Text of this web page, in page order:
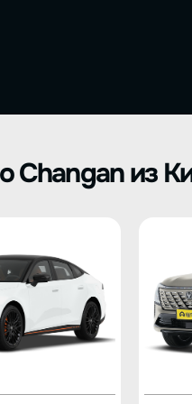
Changan из